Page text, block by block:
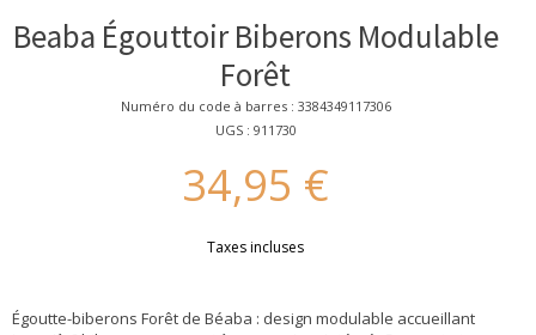
Beaba Égouttoir Biberons Modulable
Forêt
Numéro du code à barres : 3384349117306
UGS : 911730
34,95 €
Taxes incluses
Égoutte-biberons Forêt de Béaba : design modulable accueillant